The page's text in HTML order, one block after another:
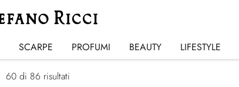
SCARPE PROFUMI BEAUTY LIFESTYLE
Lifestyle
60 di 86 risultati